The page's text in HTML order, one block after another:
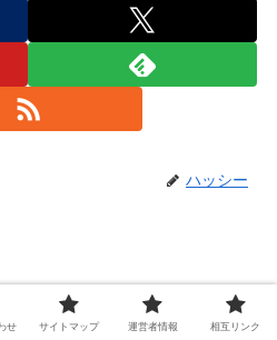
ハッシー
鷹】食べ放題ランチが1000
せ サイトマップ 運営者情報 相互リンク